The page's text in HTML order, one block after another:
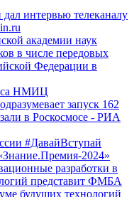
интервью телеканалу
академии наук
в числе передовых
Федерации в
НМИЦ
запуск 162
в Роскосмосе - РИА
#ДавайВступай
2024»
разработки в
представит ФМБА
будущих технологий